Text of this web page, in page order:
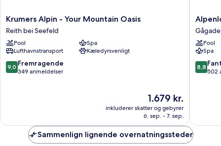
Krumers
Alpin
-
Your
Mountain
Oasis
Reith
Krumers Alpin - Your Mountain Oasis
Reith bei Seefeld
Pool
Spa
Lufthavnstransport
Kæledyrsvenligt
9.0
ud
9,0 Fremragende
349 anmeldelser
Prisen
er
1.679 kr.
1.679 kr.
inkluderer skatter og gebyrer
6. sep. - 7. sep.
-
Adult
SPA
Hotel
i
Pool
Spa
8.8
ud
8,8
502
Sammenlign lignende overnatningssteder